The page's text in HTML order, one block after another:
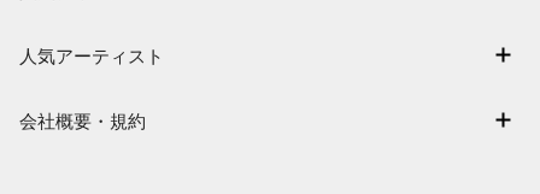
難易度別に探す
まもなく配信
保育
人気アーティスト
会社概要・規約